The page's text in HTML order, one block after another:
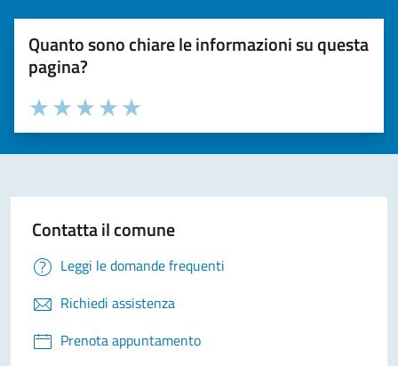
Quanto sono chiare le informazioni su questa
pagina?
Valuta la chiarezza delle informazioni (da 1 a 5 stelle)
Seleziona il numero di stelle per valutare la chiarezza delle
Valuta 5 stelle su 5
Valuta 4 stelle su 5
Valuta 3 stelle su 5
Valuta 2 stelle su 5
Valuta 1 stelle su 5
Contatta il comune
Leggi le domande frequenti
Richiedi assistenza
Prenota appuntamento